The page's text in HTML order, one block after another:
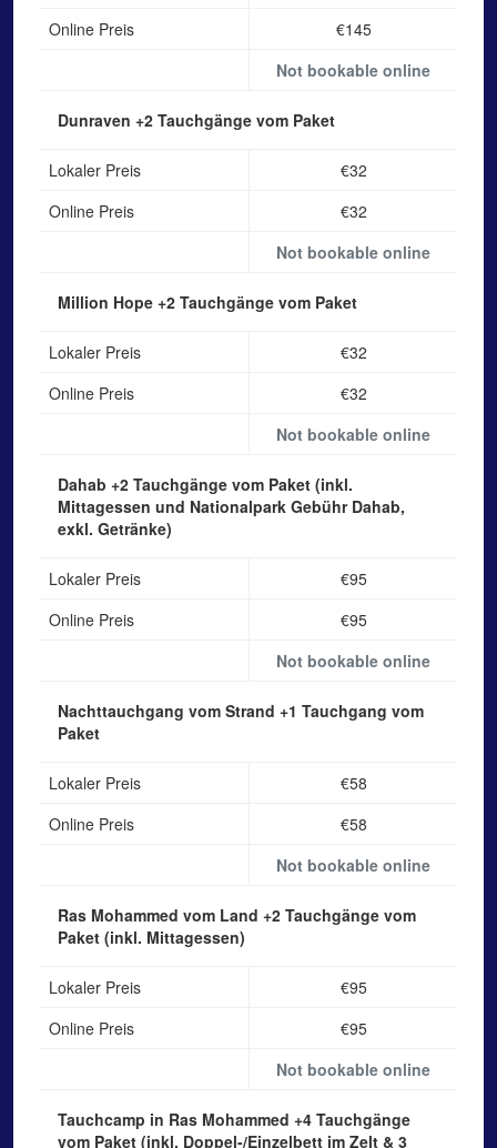
Online Preis
€145
Not bookable online
Dunraven +2 Tauchgänge vom Paket
Lokaler Preis
€32
Online Preis
€32
Not bookable online
Million Hope +2 Tauchgänge vom Paket
Lokaler Preis
€32
Online Preis
€32
Not bookable online
Dahab +2 Tauchgänge vom Paket (inkl.
Mittagessen und Nationalpark Gebühr Dahab,
exkl. Getränke)
Lokaler Preis
€95
Online Preis
€95
Not bookable online
Nachttauchgang vom Strand +1 Tauchgang vom
Paket
Lokaler Preis
€58
Online Preis
€58
Not bookable online
Ras Mohammed vom Land +2 Tauchgänge vom
Paket (inkl. Mittagessen)
Lokaler Preis
€95
Online Preis
€95
Not bookable online
Tauchcamp in Ras Mohammed +4 Tauchgänge
vom Paket (inkl. Doppel-/Einzelbett im Zelt & 3